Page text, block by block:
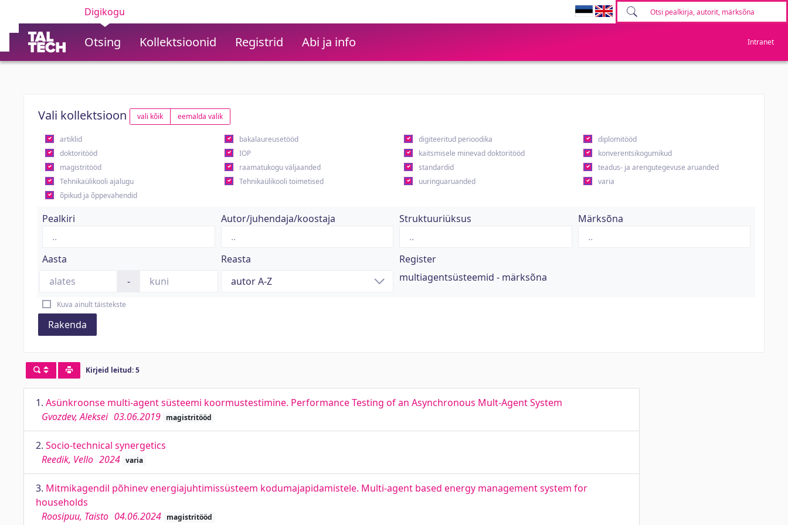
Digikogu
Otsing Kollektsioonid Registrid Abi ja info Intranet
Vali kollektsioon vali kõik eemalda valik
artiklid bakalaureusetööd digiteeritud perioodika
diplomitööd
doktoritööd
IOP kaitsmisele minevad doktoritööd
konverentsikogumikud
magistritööd
raamatukogu väljaanded standardid
teadus- ja arengutegevuse aruanded
Tehnikaülikooli ajalugu
Tehnikaülikooli toimetised uuringuaruanded
varia
õpikud ja õppevahendid
Pealkiri Autor/juhendaja/koostaja Struktuuriüksus Märksõna
Aasta
-
Reasta
Register
multiagentsüsteemid - märksõna
Kuva ainult täistekste
Rakenda
Kirjeid leitud: 5
1. Asünkroonse multi-agent süsteemi koormustestimine. Performance Testing of an Asynchronous Mult-Agent System
Gvozdev, Aleksei 03.06.2019 magistritööd
2. Socio-technical synergetics
Reedik, Vello 2024 varia
3. Mitmikagendil põhinev energiajuhtimissüsteem kodumajapidamistele. Multi-agent based energy management system for
households
Roosipuu, Taisto 04.06.2024 magistritööd